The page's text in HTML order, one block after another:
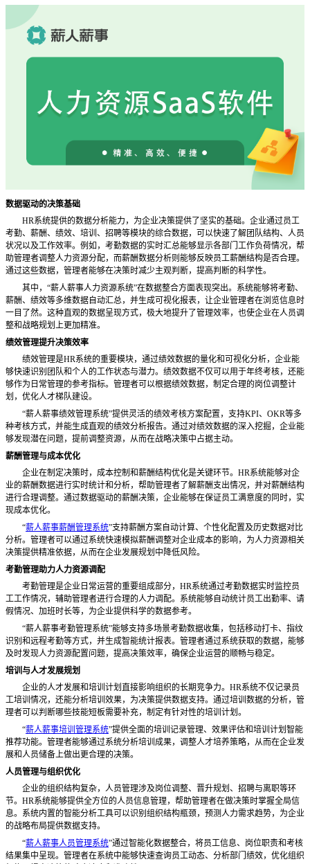
数据驱动的决策基础
HR系统提供的数据分析能力，为企业决策提供了坚实的基础。企业通过员工
考勤、薪酬、绩效、培训、招聘等模块的综合数据，可以快速了解团队结构、人员
状况以及工作效率。例如，考勤数据的实时汇总能够显示各部门工作负荷情况，帮
助管理者调整人力资源分配，而薪酬数据分析则能够反映员工薪酬结构是否合理。
通过这些数据，管理者能够在决策时减少主观判断，提高判断的科学性。
其中， “薪人薪事人力资源系统”在数据整合方面表现突出。系统能够将考勤、
薪酬、绩效等多维数据自动汇总，并生成可视化报表，让企业管理者在浏览信息时
一目了然。这种直观的数据呈现方式，极大地提升了管理效率，也使企业在人员调
整和战略规划上更加精准。
绩效管理提升决策效率
绩效管理是HR系统的重要模块，通过绩效数据的量化和可视化分析，企业能
够快速识别团队和个人的工作状态与潜力。绩效数据不仅可以用于年终考核，还能
够作为日常管理的参考指标。管理者可以根据绩效数据，制定合理的岗位调整计
划，优化人才梯队建设。
“薪人薪事绩效管理系统”提供灵活的绩效考核方案配置，支持KPI、OKR等多
种考核方式，并能生成直观的绩效分析报告。通过对绩效数据的深入挖掘，企业能
够发现潜在问题，提前调整资源，从而在战略决策中占据主动。
薪酬管理与成本优化
企业在制定决策时，成本控制和薪酬结构优化是关键环节。 HR系统能够对企
业的薪酬数据进行实时统计和分析，帮助管理者了解薪酬支出情况，并对薪酬结构
进行合理调整。通过数据驱动的薪酬决策，企业能够在保证员工满意度的同时，实
现成本优化。
“薪人薪事薪酬管理系统”支持薪酬方案自动计算、个性化配置及历史数据对比
分析。管理者可以通过系统快速模拟薪酬调整对企业成本的影响，为人力资源相关
决策提供精准依据，从而在企业发展规划中降低风险。
考勤管理助力人力资源调配
考勤管理是企业日常运营的重要组成部分， HR系统通过考勤数据实时监控员
工工作情况，辅助管理者进行合理的人力调配。系统能够自动统计员工出勤率、请
假情况、加班时长等，为企业提供科学的数据参考。
“薪人薪事考勤管理系统”能够支持多场景考勤数据收集，包括移动打卡、指纹
识别和远程考勤等方式，并生成智能统计报表。管理者通过系统获取的数据，能够
及时发现人力资源配置问题，提高决策效率，确保企业运营的顺畅与稳定。
培训与人才发展规划
企业的人才发展和培训计划直接影响组织的长期竞争力。 HR系统不仅记录员
工培训情况，还能分析培训效果，为决策提供数据支持。通过培训数据的分析，管
理者可以判断哪些技能短板需要补充，制定有针对性的培训计划。
“薪人薪事培训管理系统”提供全面的培训记录管理、效果评估和培训计划智能
推荐功能。管理者能够通过系统分析培训成果，调整人才培养策略，从而在企业发
展和人员储备上做出更合理的决策。
人员管理与组织优化
企业的组织结构复杂，人员管理涉及岗位调整、晋升规划、招聘与离职等环
节。 HR系统能够提供全方位的人员信息管理，帮助管理者在做决策时掌握全局信
息。系统内置的智能分析工具可以识别组织结构瓶颈，预测人力需求趋势，为企业
的战略布局提供数据支持。
“薪人薪事人员管理系统”通过智能化数据整合，将员工信息、岗位职责和考核
结果集中呈现。管理者在系统中能够快速查询员工动态、分析部门绩效，优化组织